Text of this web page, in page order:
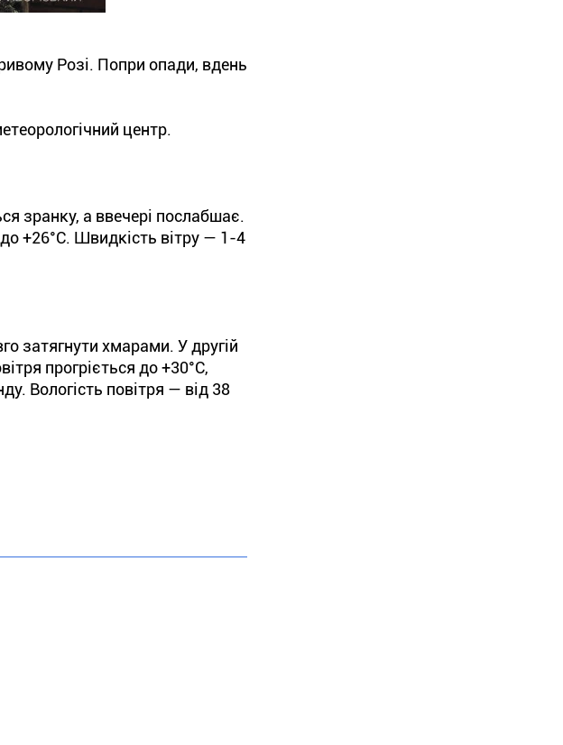
Розі. Попри опади, вдень
центр.
зранку, а ввечері послабшає.
+26°С. Швидкість вітру — 1-4
затягнути хмарами. У другій
прогріється до +30°С,
Вологість повітря — від 38